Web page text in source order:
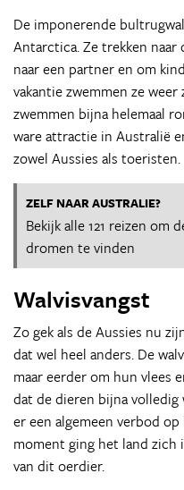
De imponerende
Antarctica. Ze trekken naar
naar een partner en om
vakantie zwemmen ze
zwemmen bijna helemaal
ware attractie in Australië
zowel Aussies als toeristen.
ZELF NAAR AUSTRALIE?
Bekijk alle 121 reizen om
dromen te vinden
Walvisvangst
Zo gek als de Aussies nu
dat wel heel anders. De
maar eerder om hun vlees
dat de dieren bijna volledig
er een algemeen verbod op
moment ging het land
van dit oerdier.